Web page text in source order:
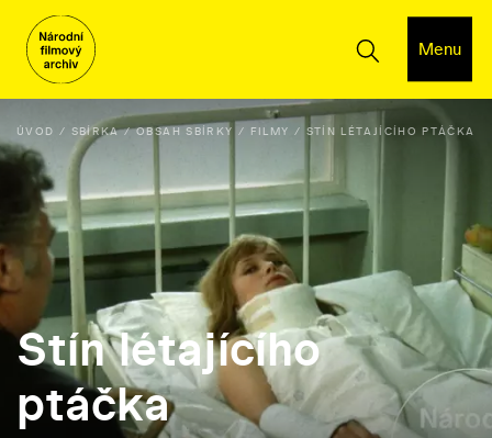
Menu
ÚVOD SBÍRKA OBSAH SBÍRKY FILMY STÍN LÉTAJÍCÍHO PTÁČKA
Stín létajícího
ptáčka